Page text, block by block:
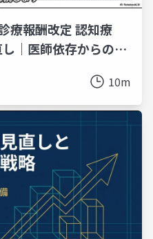
療報酬改定 認知療
｜医師依存からの脱
10m